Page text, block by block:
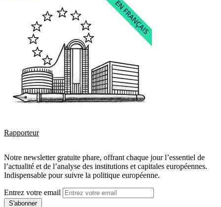
Rapporteur
Notre newsletter gratuite phare, offrant chaque jour l’essentiel de
l’actualité et de l’analyse des institutions et capitales européennes.
Indispensable pour suivre la politique européenne.
Entrez votre email
S'abonner